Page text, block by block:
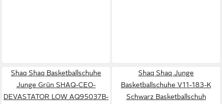
Shaq Shaq Basketballschuhe
Junge Grün SHAQ-CEO-
DEVASTATOR LOW AQ95037B-
Shaq Shaq Junge
Basketballschuhe V11-183-K
Schwarz Basketballschuh